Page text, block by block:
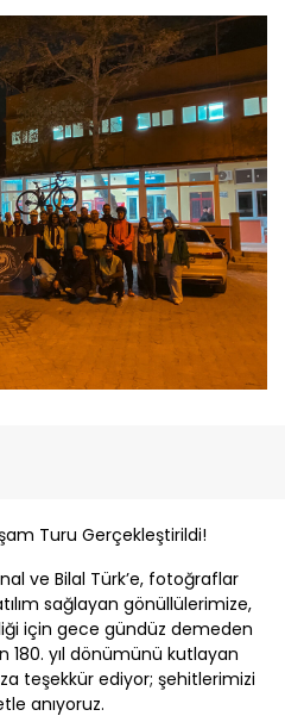
Turu Gerçekleştirildi!
ve Bilal Türk’e, fotoğraflar
sağlayan gönüllülerimize,
için gece gündüz demeden
180. yıl dönümünü kutlayan
teşekkür ediyor; şehitlerimizi
anıyoruz.